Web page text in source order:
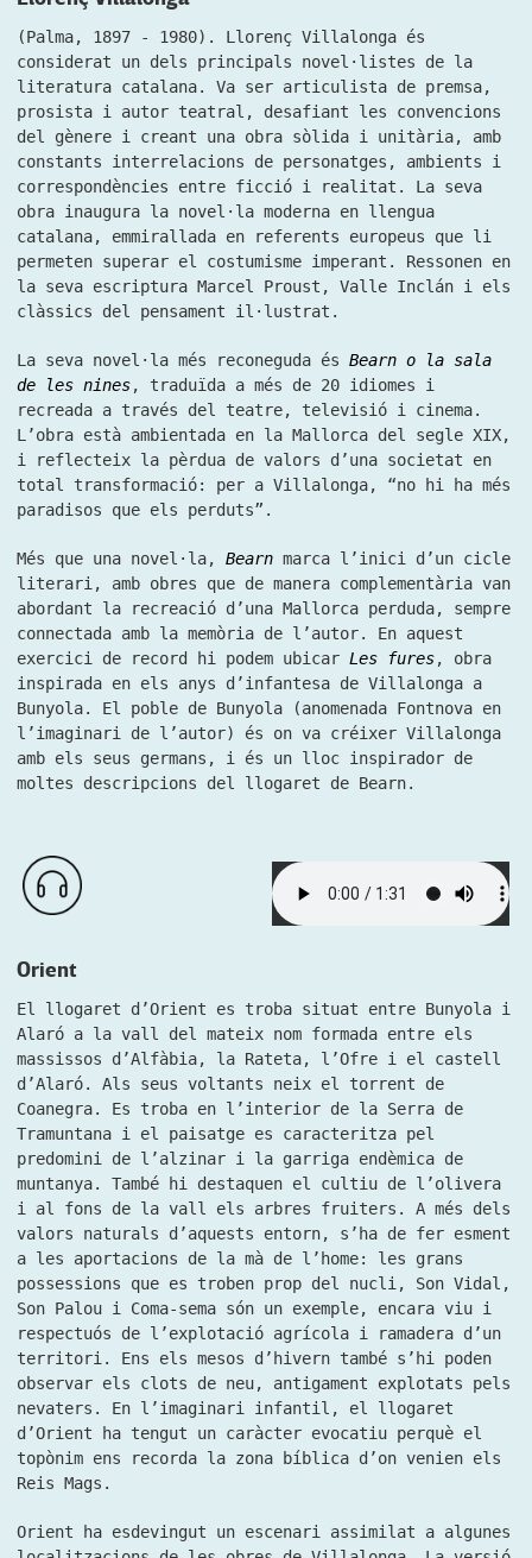
(Palma, 1897 - 1980). Llorenç Villalonga és
considerat un dels principals novel·listes de la
literatura catalana. Va ser articulista de premsa,
prosista i autor teatral, desafiant les convencions
del gènere i creant una obra sòlida i unitària, amb
constants interrelacions de personatges, ambients i
correspondències entre ficció i realitat. La seva
obra inaugura la novel·la moderna en llengua
catalana, emmirallada en referents europeus que li
permeten superar el costumisme imperant. Ressonen en
la seva escriptura Marcel Proust, Valle Inclán i els
clàssics del pensament il·lustrat.
La seva novel·la més reconeguda és Bearn o la sala
de les nines, traduïda a més de 20 idiomes i
recreada a través del teatre, televisió i cinema.
L’obra està ambientada en la Mallorca del segle XIX,
i reflecteix la pèrdua de valors d’una societat en
total transformació: per a Villalonga, “no hi ha més
paradisos que els perduts”.
Més que una novel·la, Bearnmarca l’inici d’un cicle
literari, amb obres que de manera complementària van
abordant la recreació d’una Mallorca perduda, sempre
connectada amb la memòria de l’autor. En aquest
exercici de record hi podem ubicar Les fures, obra
inspirada en els anys d’infantesa de Villalonga a
Bunyola. El poble de Bunyola (anomenada Fontnova en
l’imaginari de l’autor) és on va créixer Villalonga
amb els seus germans, i és un lloc inspirador de
moltes descripcions del llogaret de Bearn.
Orient
El llogaret d’Orient es troba situat entre Bunyola i
Alaró a la vall del mateix nom formada entre els
massissos d’Alfàbia, la Rateta, l’Ofre i el castell
d’Alaró. Als seus voltants neix el torrent de
Coanegra. Es troba en l’interior de la Serra de
Tramuntana i el paisatge es caracteritza pel
predomini de l’alzinar i la garriga endèmica de
muntanya. També hi destaquen el cultiu de l’olivera
i al fons de la vall els arbres fruiters. A més dels
valors naturals d’aquests entorn, s’ha de fer esment
a les aportacions de la mà de l’home: les grans
possessions que es troben prop del nucli, Son Vidal,
Son Palou i Coma-sema són un exemple, encara viu i
respectuós de l’explotació agrícola i ramadera d’un
territori. Ens els mesos d’hivern també s’hi poden
observar els clots de neu, antigament explotats pels
nevaters. En l’imaginari infantil, el llogaret
d’Orient ha tengut un caràcter evocatiu perquè el
topònim ens recorda la zona bíblica d’on venien els
Reis Mags.
Orient ha esdevingut un escenari assimilat a algunes